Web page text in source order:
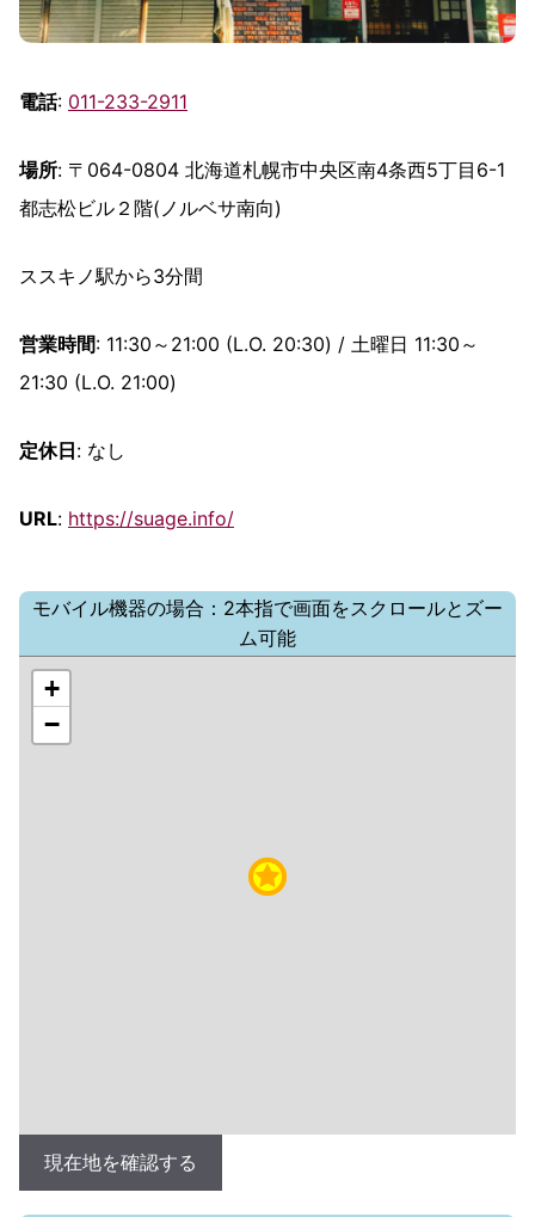
電話: 011-233-2911
場所: 〒064-0804 北海道札幌市中央区南4条西5丁目6-1
都志松ビル２階(ノルベサ南向)
ススキノ駅から3分間
営業時間: 11:30～21:00 (L.O. 20:30) / 土曜日 11:30～
21:30 (L.O. 21:00)
定休日: なし
URL: https://suage.info/
モバイル機器の場合：2本指で画面をスクロールとズー
ム可能
+
−
現在地を確認する